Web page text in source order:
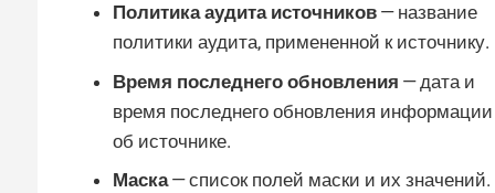
Политика аудита источников — название
политики аудита, примененной к источнику.
Время последнего обновления — дата и
время последнего обновления информации
об источнике.
Маска— список полей маски и их значений.